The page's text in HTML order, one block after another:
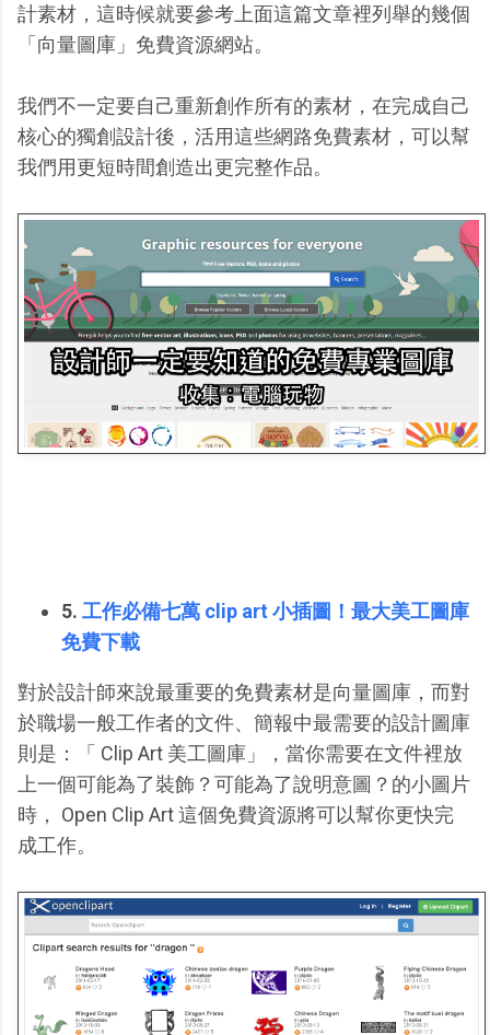
計素材，這時候就要參考上面這篇文章裡列舉的幾個
「向量圖庫」免費資源網站。
我們不一定要自己重新創作所有的素材，在完成自己
核心的獨創設計後，活用這些網路免費素材，可以幫
我們用更短時間創造出更完整作品。
5. 工作必備七萬 clip art 小插圖！最大美工圖庫
免費下載
對於設計師來說最重要的免費素材是向量圖庫，而對
於職場一般工作者的文件、簡報中最需要的設計圖庫
則是：「 Clip Art 美工圖庫」，當你需要在文件裡放
上一個可能為了裝飾？可能為了說明意圖？的小圖片
時， Open Clip Art 這個免費資源將可以幫你更快完
成工作。